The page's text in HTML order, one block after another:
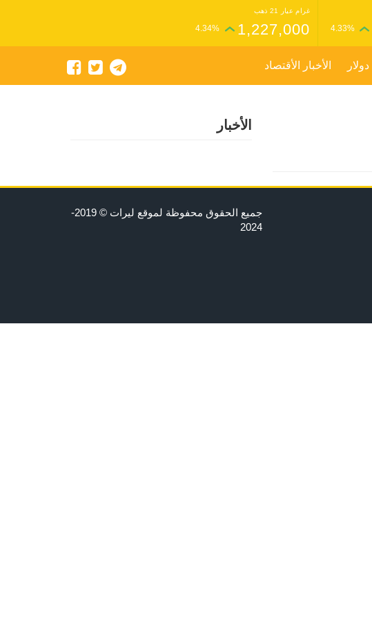
4.33%
غرام عيار 21 ذهب
1,227,000
4.34%
دولار الأخبار الأقتصاد
الأخبار
جميع الحقوق محفوظة لموقع ليرات © 2019-
2024